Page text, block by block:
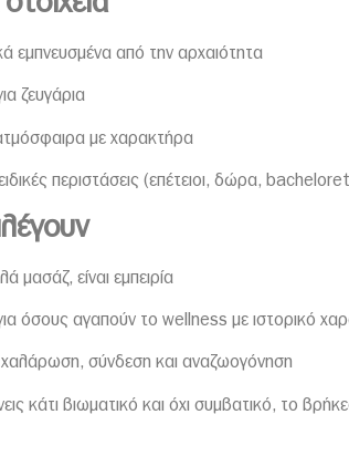
εμπνευσμένα από την αρχαιότητα
ζευγάρια
με χαρακτήρα
ειδικές περιστάσεις (επέτειοι, δώρα,
μασάζ, είναι εμπειρία
για όσους αγαπούν το wellness με ιστορικό
χαλάρωση, σύνδεση και αναζωογόνηση
κάτι βιωματικό και όχι συμβατικό, το